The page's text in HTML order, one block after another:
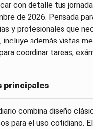
con detalle tus
de 2026. Pensada
y profesionales que
incluye además vistas
coordinar tareas,
principales
combina diseño
para el uso cotidiano.